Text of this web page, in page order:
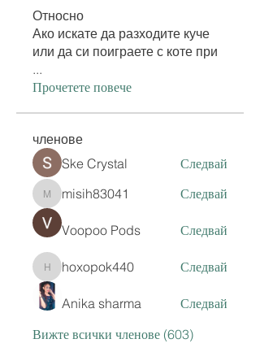
Относно
Ако искате да разходите куче
или да си поиграете с коте при
...
Прочетете повече
членове
Ske Crystal Следвай
misih83041
misih83041 Следвай
Voopoo Pods Следвай
hoxopok440
hoxopok440 Следвай
Anika sharma
Следвай
Вижте всички членове (603)